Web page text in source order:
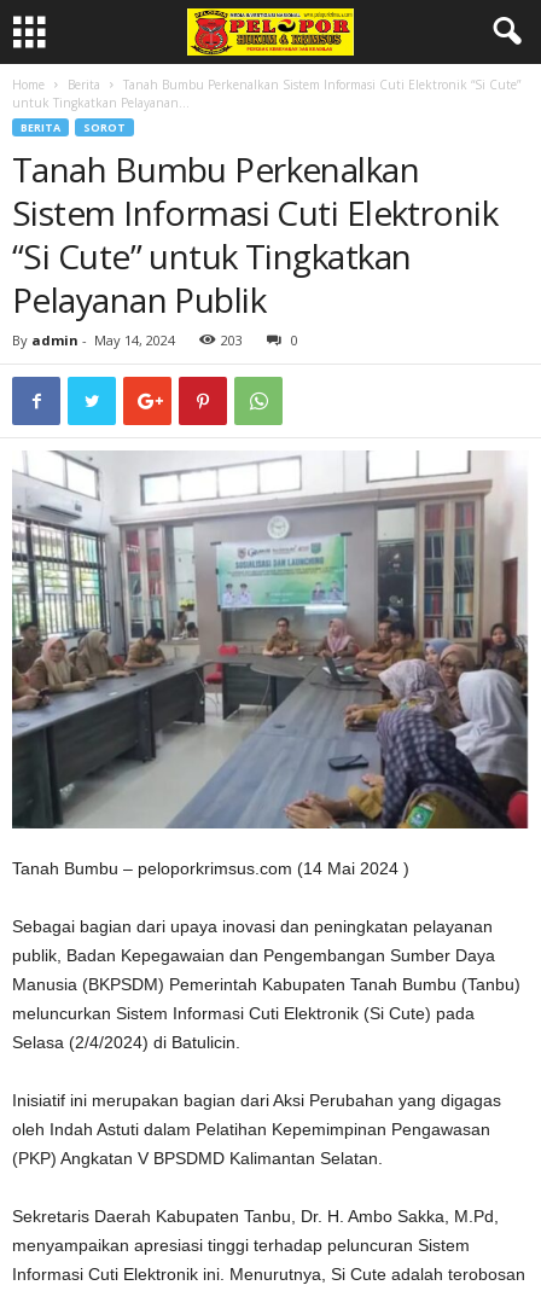
Home Berita
Tanah Bumbu Perkenalkan Sistem Informasi Cuti Elektronik “Si Cute”
untuk Tingkatkan Pelayanan...
BERITA SOROT
Tanah Bumbu Perkenalkan
Sistem Informasi Cuti Elektronik
“Si Cute” untuk Tingkatkan
Pelayanan Publik
By admin - May 14, 2024 203 0
Tanah Bumbu – peloporkrimsus.com (14 Mai 2024 )
Sebagai bagian dari upaya inovasi dan peningkatan pelayanan
publik, Badan Kepegawaian dan Pengembangan Sumber Daya
Manusia (BKPSDM) Pemerintah Kabupaten Tanah Bumbu (Tanbu)
meluncurkan Sistem Informasi Cuti Elektronik (Si Cute) pada
Selasa (2/4/2024) di Batulicin.
Inisiatif ini merupakan bagian dari Aksi Perubahan yang digagas
oleh Indah Astuti dalam Pelatihan Kepemimpinan Pengawasan
(PKP) Angkatan V BPSDMD Kalimantan Selatan.
Sekretaris Daerah Kabupaten Tanbu, Dr. H. Ambo Sakka, M.Pd,
menyampaikan apresiasi tinggi terhadap peluncuran Sistem
Informasi Cuti Elektronik ini. Menurutnya, Si Cute adalah terobosan